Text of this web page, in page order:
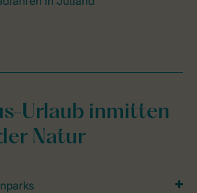
Urlaub inmitten
Natur